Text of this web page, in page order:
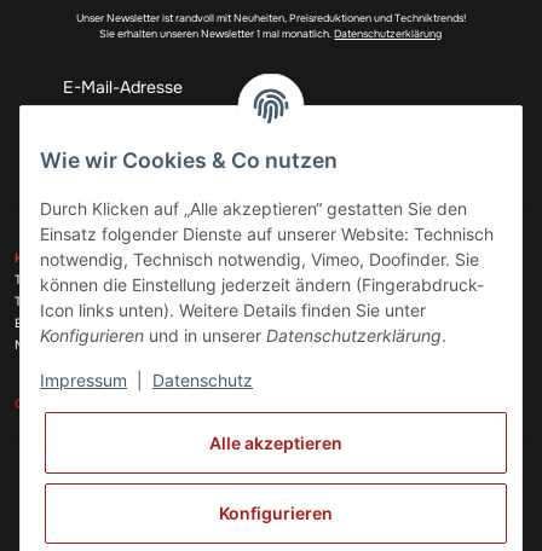
Unser Newsletter ist randvoll mit Neuheiten, Preisreduktionen und Techniktrends!
Sie erhalten unseren Newsletter 1 mal monatlich.Datenschutzerklärung
Abonnieren
KONTAKT
Telefon:+49 (0)6074 816 08 0
Telefax:
+49 (0)6074 215 08 60
E-Mail:
info@meinhausgeraetedoc.de
Max Planck Str. 6 c, 63322 Rödermark
GESETZLICHE INFORMATIONEN
ZAHLUNGSARTEN
VERSANDARTEN
Vertrag widerrufen
Wie wir Cookies & Co nutzen
Durch Klicken auf „Alle akzeptieren“ gestatten Sie den
Einsatz folgender Dienste auf unserer Website: Technisch
notwendig, Technisch notwendig, Vimeo, Doofinder. Sie
können die Einstellung jederzeit ändern (Fingerabdruck-
Icon links unten). Weitere Details finden Sie unter
Konfigurieren und in unserer Datenschutzerklärung.
Impressum Datenschutz
Alle akzeptieren
Konfigurieren